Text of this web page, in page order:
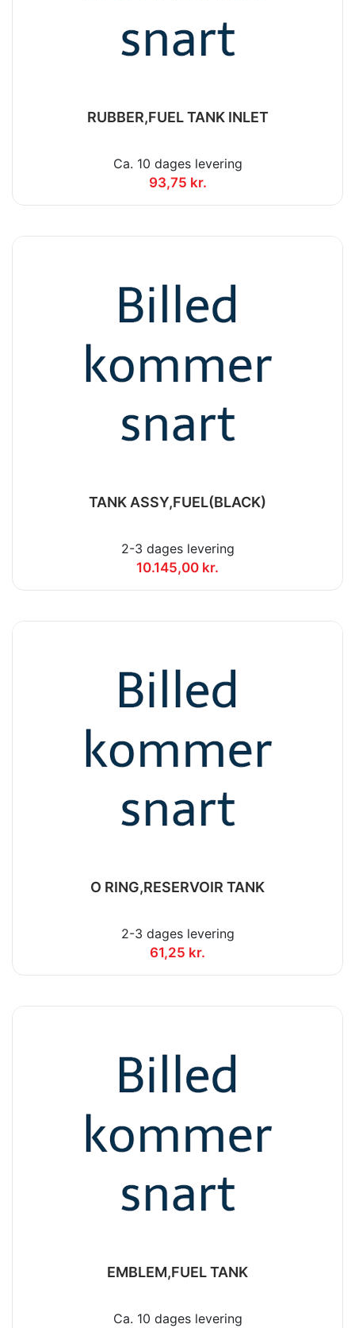
RUBBER,FUEL TANK INLET
Ca. 10 dages levering
93,75 kr.
TANK ASSY,FUEL(BLACK)
2-3 dages levering
10.145,00 kr.
O RING,RESERVOIR TANK
2-3 dages levering
61,25 kr.
EMBLEM,FUEL TANK
Ca. 10 dages levering